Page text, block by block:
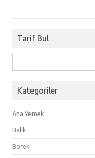
Tarif Bul
Kategoriler
Ana Yemek
Balık
Börek